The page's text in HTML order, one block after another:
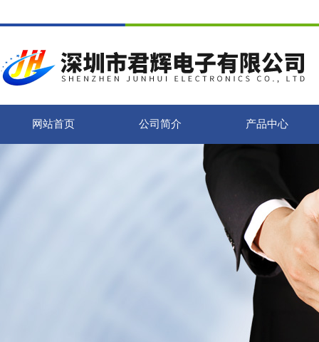
网站首页 公司简介 产品中心